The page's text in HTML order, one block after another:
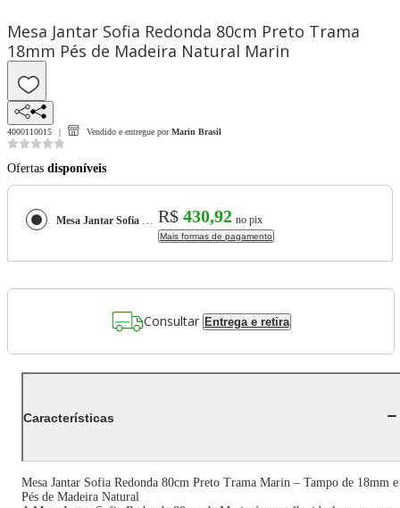
Mesa Jantar Sofia Redonda 80cm Preto Trama
18mm Pés de Madeira Natural Marin
4000110015 Vendido e entregue por Marin Brasil
Ofertas disponíveis
Mesa Jantar Sofia Redonda 80cm Preto Trama 18mm Pés de Madeira Natural Marin R$ 430,92 no pix
Mais formas de pagamento
Consultar Entrega e retira
Características
Mesa Jantar Sofia Redonda 80cm Preto Trama Marin – Tampo de 18mm e
Pés de Madeira Natural